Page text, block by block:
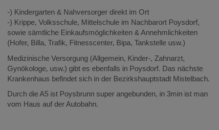
-) Kindergarten & Nahversorger direkt im Ort
-) Krippe, Volksschule, Mittelschule im Nachbarort Poysdorf,
sowie sämtliche Einkaufsmöglichkeiten & Annehmlichkeiten
(Hofer, Billa, Trafik, Fitnesscenter, Bipa, Tankstelle usw.)
Medizinische Versorgung (Allgemein, Kinder-, Zahnarzt,
Gynökologe, usw.) gibt es ebenfalls in Poysdorf. Das nächste
Krankenhaus befindet sich in der Bezirkshauptstadt Mistelbach.
Durch die A5 ist Poysbrunn super angebunden, in 3min ist man
vom Haus auf der Autobahn.